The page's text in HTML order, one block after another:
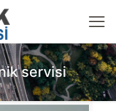
servisi